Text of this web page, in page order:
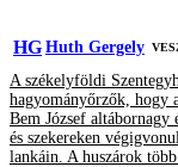
HG Huth Gergely
A székelyföldi
hagyományőrzők, hogy
Bem József
és szekereken
lankáin. A huszárok